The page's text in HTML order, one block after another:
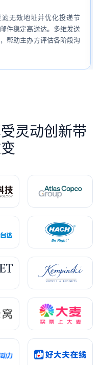
无效地址并优化投递节
件稳定高送达。多维发送
帮助主办方评估各阶段沟
灵动创新带